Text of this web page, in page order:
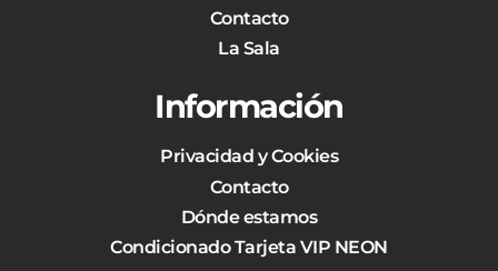
Contacto
La Sala
Información
Privacidad y Cookies
Contacto
Dónde estamos
Condicionado Tarjeta VIP NEON